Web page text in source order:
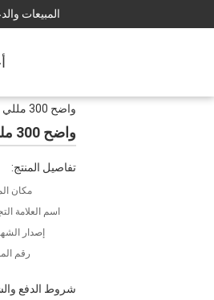
المبيعات
واضح 300 مللي حوض للأسماك سيليكون الغراء 25 جرام ماء تسرب الزجاج
واضح 300 مللي حوض للأسماك سيليكون الغراء 25 جرام ماء تسرب الزجاج
تفاصيل المنتج:
مكان
اسم العلامة
إصدار
رقم
شروط الدفع